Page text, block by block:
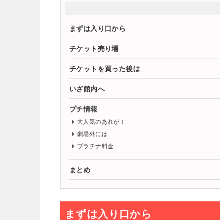
まずは入り口から
チケット売り場
チケットを買った後は
いざ館内へ
プチ情報
大人気のあれが！
劇場外には
プラチナ料金
まとめ
まずは入り口から